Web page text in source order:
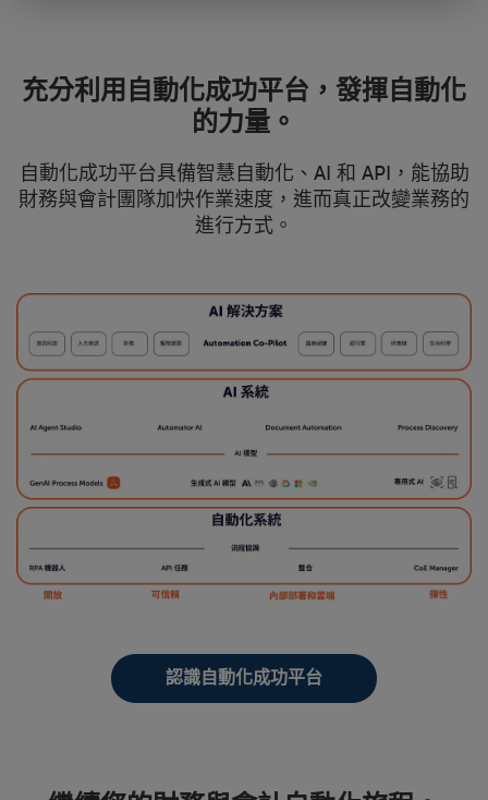
充分利用自動化成功平台，發揮自動化
的力量。
自動化成功平台具備智慧自動化、AI 和 API，能協助
財務與會計團隊加快作業速度，進而真正改變業務的
進行方式。
認識自動化成功平台